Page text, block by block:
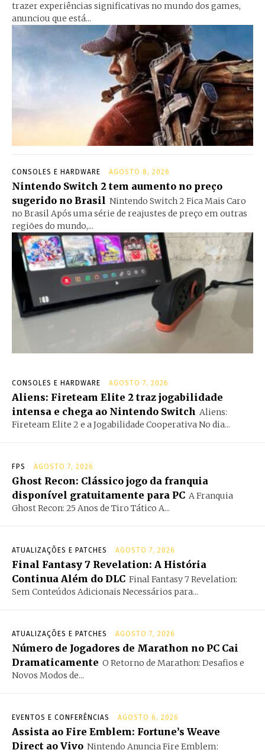
trazer experiências significativas no mundo dos games,
anunciou que está...
CONSOLES E HARDWARE AGOSTO 8, 2026
Nintendo Switch 2 tem aumento no preço
sugerido no Brasil Nintendo Switch 2 Fica Mais Caro
no Brasil Após uma série de reajustes de preço em outras
regiões do mundo,...
CONSOLES E HARDWARE AGOSTO 7, 2026
Aliens: Fireteam Elite 2 traz jogabilidade
intensa e chega ao Nintendo Switch Aliens:
Fireteam Elite 2 e a Jogabilidade Cooperativa No dia...
FPS AGOSTO 7, 2026
Ghost Recon: Clássico jogo da franquia
disponível gratuitamente para PC A Franquia
Ghost Recon: 25 Anos de Tiro Tático A...
ATUALIZAÇÕES E PATCHES AGOSTO 7, 2026
Final Fantasy 7 Revelation: A História
Continua Além do DLC Final Fantasy 7 Revelation:
Sem Conteúdos Adicionais Necessários para...
ATUALIZAÇÕES E PATCHES AGOSTO 7, 2026
Número de Jogadores de Marathon no PC Cai
Dramaticamente O Retorno de Marathon: Desafios e
Novos Modos de...
EVENTOS E CONFERÊNCIAS AGOSTO 6, 2026
Assista ao Fire Emblem: Fortune’s Weave
Direct ao Vivo Nintendo Anuncia Fire Emblem: